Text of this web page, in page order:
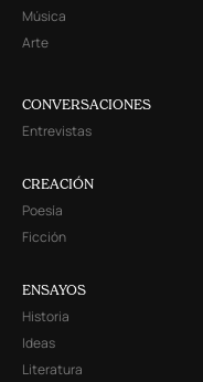
Música
Arte
CONVERSACIONES
Entrevistas
CREACIÓN
Poesía
Ficción
ENSAYOS
Historia
Ideas
Literatura